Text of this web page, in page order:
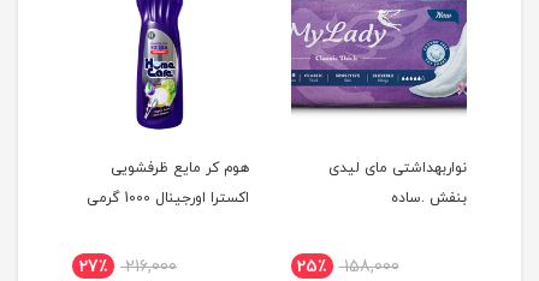
نواربهداشتی مای لیدی
بنفش .ساده
158,000 25٪
هوم کر مایع ظرفشویی
اکسترا اورجینال 1000 گرمی
216,000 27٪